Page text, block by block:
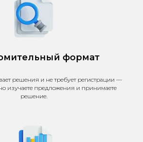
формат
решения и не требует регистрации —
изучаете предложения и принимаете
решение.